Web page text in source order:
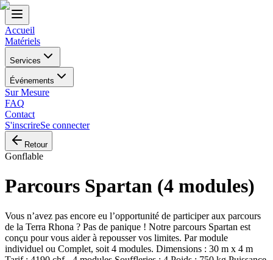
Accueil
Matériels
Services
Événements
Sur Mesure
FAQ
Contact
S'inscrireSe connecter
Retour
Gonflable
Parcours Spartan (4 modules)
Vous n’avez pas encore eu l’opportunité de participer aux parcours
de la Terra Rhona ? Pas de panique ! Notre parcours Spartan est
conçu pour vous aider à repousser vos limites. Par module
individuel ou Complet, soit 4 modules. Dimensions : 30 m x 4 m